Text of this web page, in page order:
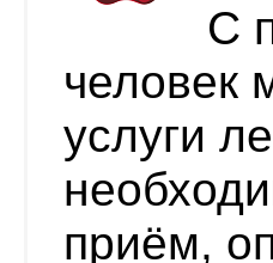
С
человек
услуги
приём,